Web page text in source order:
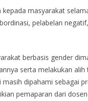
masyarakat
pelabelan
berbasis gender
serta melakukan
dipahami sebagai
pemaparan dari